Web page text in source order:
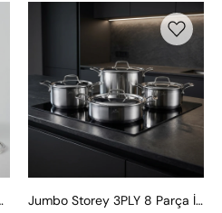
Gold Tencere Seti
Jumbo
Storey
8
Parça
İndüksiyon
Tabanlı
Çelik
Seti
Jumbo Storey 3PLY 8 Parça İndüksiyon Tabanlı Çelik Tencere Seti